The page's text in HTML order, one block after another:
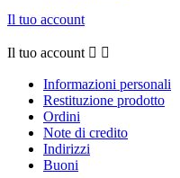
Il tuo account
Il tuo account  
Informazioni personali
Restituzione prodotto
Ordini
Note di credito
Indirizzi
Buoni